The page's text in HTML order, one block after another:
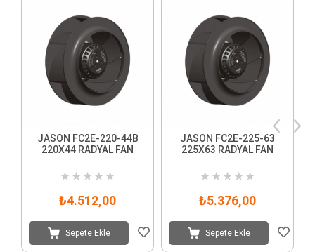
JASON FC2E-220-44B
220X44 RADYAL FAN
★ ★ ★ ★ ★
₺4.512,00
Sepete Ekle
JASON FC2E-225-63
225X63 RADYAL FAN
★ ★ ★ ★ ★
₺5.376,00
Sepete Ekle